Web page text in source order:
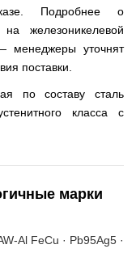
Подробнее о
железоникелевой
менеджеры уточнят
поставки.
по составу сталь
класса с
марки
Al FeCu · Pb95Ag5 ·